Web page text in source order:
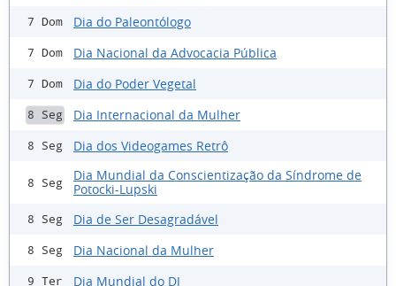
7 Dom Dia do Paleontólogo
7 Dom Dia Nacional da Advocacia Pública
7 Dom Dia do Poder Vegetal
8 Seg Dia Internacional da Mulher
8 Seg Dia dos Videogames Retrô
8 Seg
Dia Mundial da Conscientização da Síndrome de
Potocki-Lupski
8 Seg Dia de Ser Desagradável
8 Seg Dia Nacional da Mulher
9 Ter Dia Mundial do DJ